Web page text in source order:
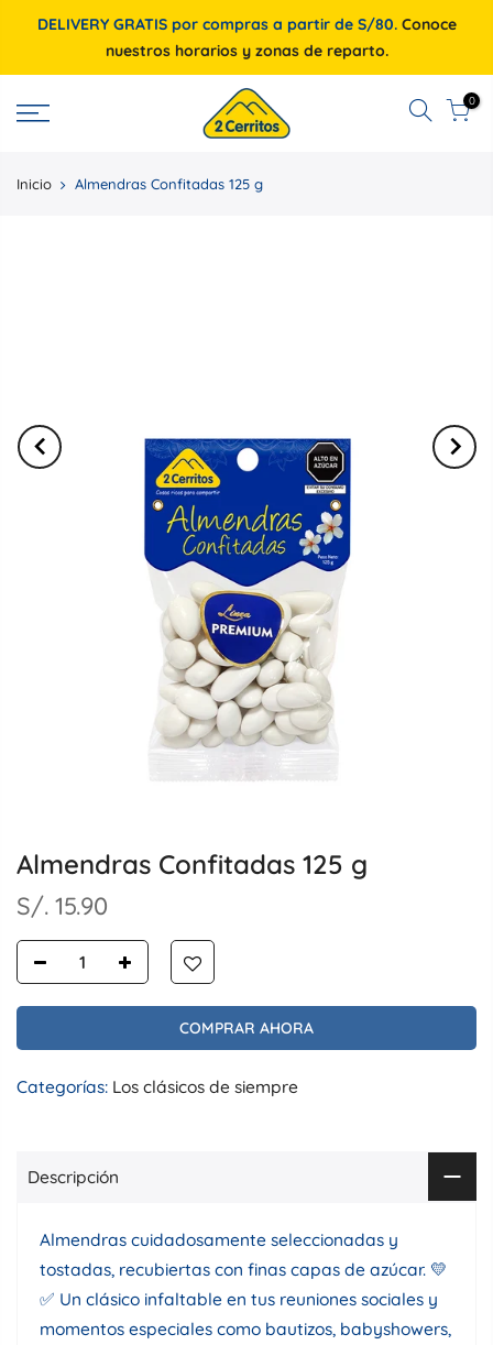
DELIVERY GRATIS por compras a partir de S/80. Conoce
nuestros horarios y zonas de reparto.
0
Inicio Almendras Confitadas 125 g
Almendras Confitadas 125 g
S/. 15.90
COMPRAR AHORA
Categorías: Los clásicos de siempre
Descripción
Almendras cuidadosamente seleccionadas y
tostadas, recubiertas con finas capas de azúcar. 💛
✅ Un clásico infaltable en tus reuniones sociales y
momentos especiales como bautizos, babyshowers,